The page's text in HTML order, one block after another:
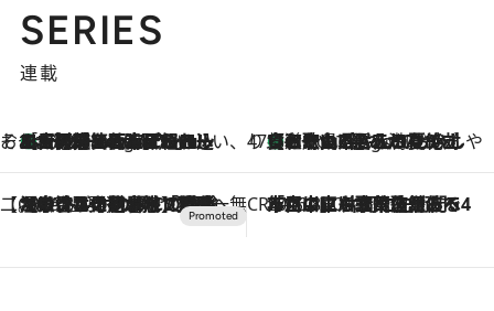
SERIES
連載
そおだよおこの関西おいしい、おやつ紀行6 Hours Ago
［大阪府箕面市］一皿一皿目の前で仕上げられる、料理を巧みに組み込んだアシェットデセールコース「ミチル アシェット デセール（Michiru assiette dessert）」 47都道府県の手みやげ ひんやりスイーツで夏を満喫
6 Hours Ago
【和歌山県】この夏絶対食べたい 冷やしておいしいおやつ3選 みかんがごろっと丸ごと入ったジュレ
【CREA×星野リゾート】唯一無二。癒しと発見が待つ場所へ
2026.8.7
【トンボの足水浴】ヒノキの香りに包まれて涼感マックス！約13℃の湧水かけ流しを避暑地「星野温泉 トンボの湯」で体験 CREA'S CHOICE
2026.8.7
「立川にも歌舞伎があるんだよ」 片岡仁左衛門・市川中車ら豪華座組みで4年目の立川立飛歌舞伎へ